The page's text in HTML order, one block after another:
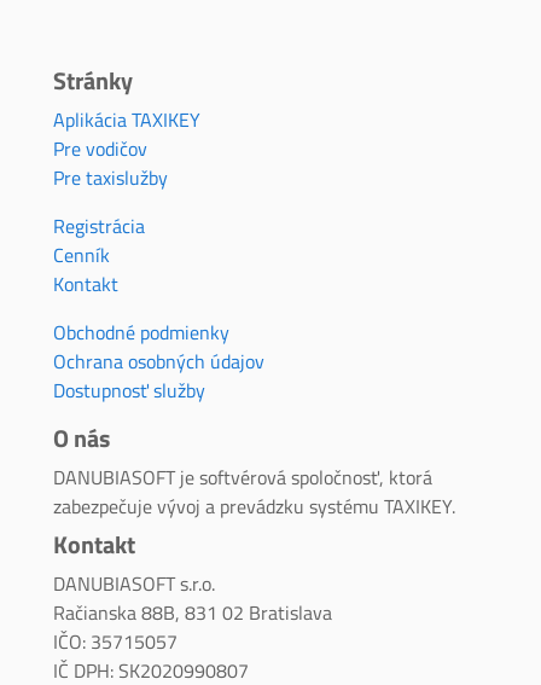
Stránky
Aplikácia TAXIKEY
Pre vodičov
Pre taxislužby
Registrácia
Cenník
Kontakt
Obchodné podmienky
Ochrana osobných údajov
Dostupnosť služby
O nás
DANUBIASOFT je softvérová spoločnosť, ktorá
zabezpečuje vývoj a prevádzku systému TAXIKEY.
Kontakt
DANUBIASOFT s.r.o.
Račianska 88B, 831 02 Bratislava
IČO: 35715057
IČ DPH: SK2020990807